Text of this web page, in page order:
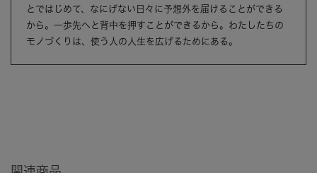
とではじめて、なにげない日々に予想外を届けることができる
から。一歩先へと背中を押すことができるから。わたしたちの
モノづくりは、使う人の人生を広げるためにある。